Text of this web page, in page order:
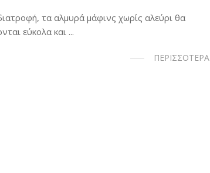
τα αλμυρά μάφινς χωρίς αλεύρι θα
εύκολα και ...
ΠΕΡΙΣΣΟΤΕΡΑ